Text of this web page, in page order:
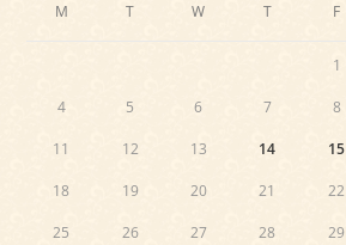
M T W T F
1
4 5 6 7 8
11 12 13 14 15
18 19 20 21 22
25 26 27 28 29